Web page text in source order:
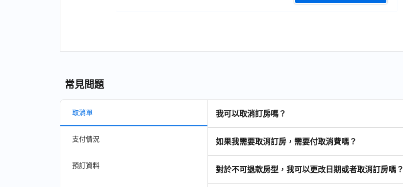
常見問題
取消單
支付情況
預訂資料
我可以取消訂房嗎？
如果我需要取消訂房，需要付取消費嗎？
對於不可退款房型，我可以更改日期或者取消訂房嗎？